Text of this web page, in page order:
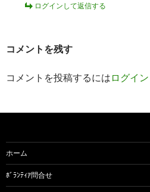
ログインして返信する
コメントを残す
コメントを投稿するには ログイン
ホーム
ﾎﾞﾗﾝﾃｨｱ問合せ